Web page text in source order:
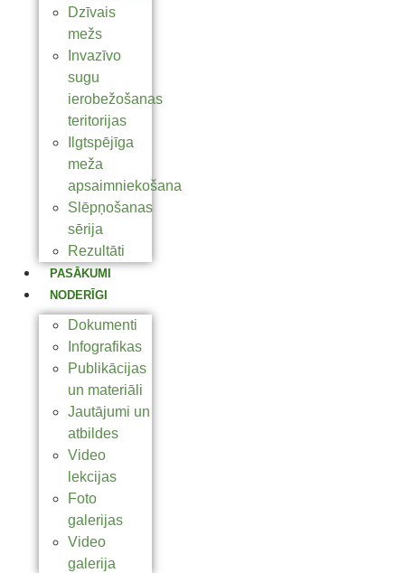
Dzīvais
mežs
Invazīvo
sugu
ierobežošanas
teritorijas
Ilgtspējīga
meža
apsaimniekošana
Slēpņošanas
sērija
Rezultāti
PASĀKUMI
NODERĪGI
Dokumenti
Infografikas
Publikācijas
un materiāli
Jautājumi un
atbildes
Video
lekcijas
Foto
galerijas
Video
galerija